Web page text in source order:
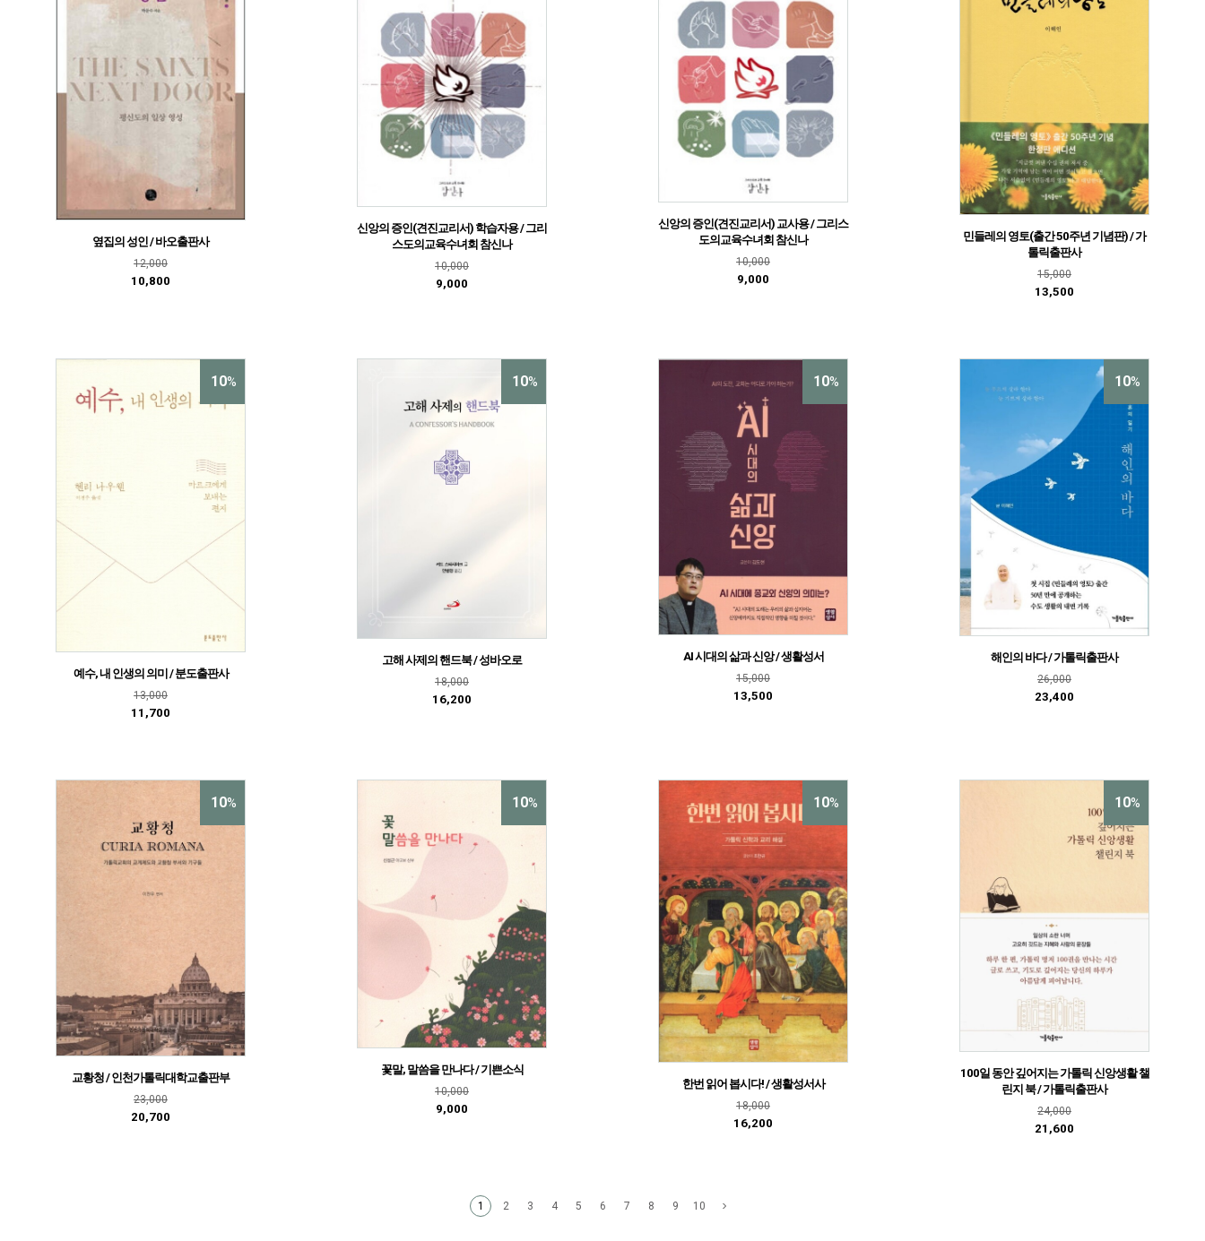
옆집의 성인 / 바오출판사
12,000
10,800
신앙의 증인(견진교리서) 학습자용 / 그리
스도의교육수녀회 참신나
10,000
9,000
신앙의 증인(견진교리서) 교사용 / 그리스
도의교육수녀회 참신나
10,000
9,000
민들레의 영토(출간 50주년 기념판) / 가
톨릭출판사
15,000
13,500
10%
예수, 내 인생의 의미 / 분도출판사
13,000
11,700
10%
고해 사제의 핸드북 / 성바오로
18,000
16,200
10%
AI 시대의 삶과 신앙 / 생활성서
15,000
13,500
10%
해인의 바다 / 가톨릭출판사
26,000
23,400
10%
교황청 / 인천가톨릭대학교출판부
23,000
20,700
10%
꽃말, 말씀을 만나다 / 기쁜소식
10,000
9,000
10%
한번 읽어 봅시다! / 생활성서사
18,000
16,200
10%
100일 동안 깊어지는 가톨릭 신앙생활 챌
린지 북 / 가톨릭출판사
24,000
21,600
1 2 3 4 5 6 7 8 9 10